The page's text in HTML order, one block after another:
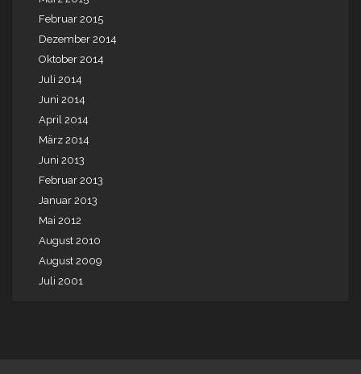
Februar 2015
Dezember 2014
Oktober 2014
Juli 2014
Juni 2014
April 2014
März 2014
Juni 2013
Februar 2013
Januar 2013
Mai 2012
August 2010
August 2009
Juli 2001